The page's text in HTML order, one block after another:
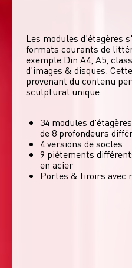
Les modules d'étagères
formats courants de
exemple Din A4, A5,
d'images & disques.
provenant du contenu
sculptural unique.
34 modules
de 8 profondeurs
4 versions de socles
9 piètements
en acier
Portes & tiroirs avec